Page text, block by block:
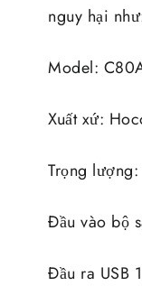
nguy hại
Model:
Xuất xứ:
Trọng
Đầu vào bộ
Đầu ra